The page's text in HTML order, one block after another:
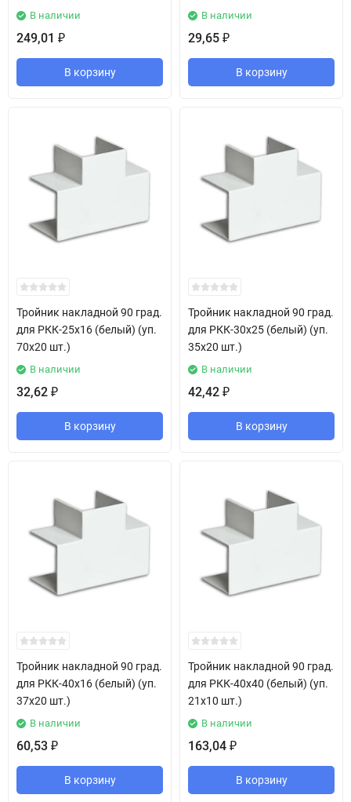
В наличии
249,01 ₽
В корзину
В наличии
29,65 ₽
В корзину
Тройник накладной 90 град.
для РКК-25х16 (белый) (уп.
70х20 шт.)
В наличии
32,62 ₽
В корзину
Тройник накладной 90 град.
для РКК-30х25 (белый) (уп.
35х20 шт.)
В наличии
42,42 ₽
В корзину
Тройник накладной 90 град.
для РКК-40х16 (белый) (уп.
37х20 шт.)
В наличии
60,53 ₽
В корзину
Тройник накладной 90 град.
для РКК-40х40 (белый) (уп.
21х10 шт.)
В наличии
163,04 ₽
В корзину